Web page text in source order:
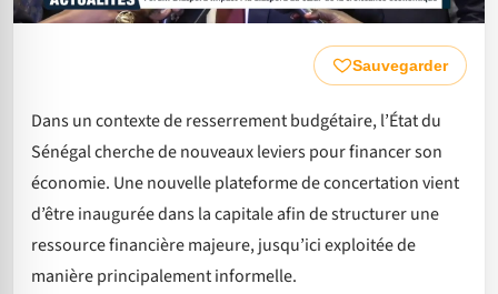
Sauvegarder
Dans un contexte de resserrement budgétaire, l’État du
Sénégal cherche de nouveaux leviers pour financer son
économie. Une nouvelle plateforme de concertation vient
d’être inaugurée dans la capitale afin de structurer une
ressource financière majeure, jusqu’ici exploitée de
manière principalement informelle.